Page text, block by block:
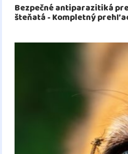
Bezpečné antiparazitiká
šteňatá - Kompletný